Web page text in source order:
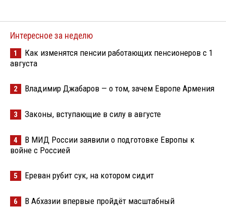
Интересное за неделю
1
Как изменятся пенсии работающих пенсионеров с 1
августа
2 Владимир Джабаров — о том, зачем Европе Армения
3 Законы, вступающие в силу в августе
4
В МИД России заявили о подготовке Европы к
войне с Россией
5 Ереван рубит сук, на котором сидит
6
В Абхазии впервые пройдёт масштабный